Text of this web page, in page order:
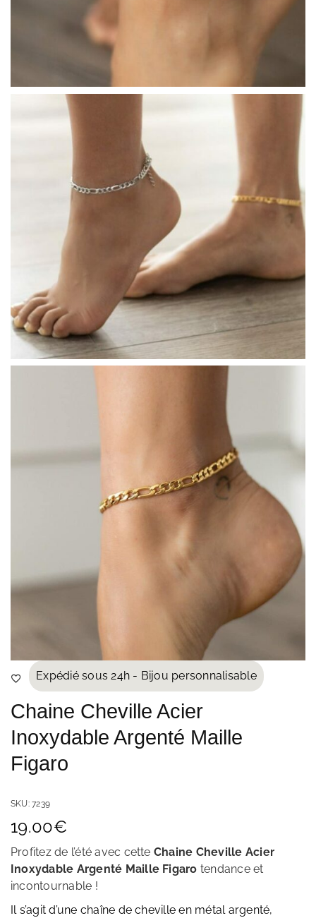
Expédié sous 24h - Bijou personnalisable
Chaine Cheville Acier
Inoxydable Argenté Maille
Figaro
SKU:7239
19.00€
Profitez de l’été avec cette Chaine Cheville Acier
Inoxydable Argenté Maille Figaro tendance et
incontournable !
Il s’agit d’une chaîne de cheville en métal argenté,